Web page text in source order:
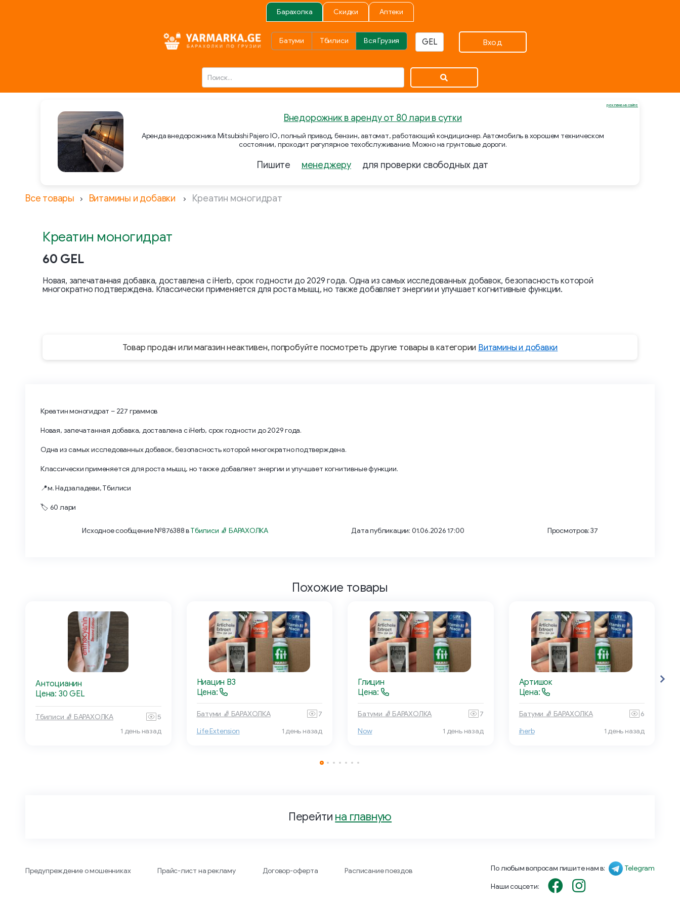
Барахолка Скидки Аптеки
Батуми Тбилиси Вся Грузия Вход
Внедорожник в аренду от 80 лари в сутки
Аренда внедорожника Mitsubishi Pajero IO, полный привод, бензин, автомат, работающий кондиционер. Автомобиль в хорошем техническом
состоянии, проходит регулярное техобслуживание. Можно на грунтовые дороги.
Пишите менеджеру для проверки свободных дат
реклама на сайте
Все товары Витамины и добавки Креатин моногидрат
Креатин моногидрат
60 GEL
Новая, запечатанная добавка, доставлена с iHerb, срок годности до 2029 года. Одна из самых исследованных добавок, безопасность которой
многократно подтверждена. Классически применяется для роста мышц, но также добавляет энергии и улучшает когнитивные функции.
Товар продан или магазин неактивен, попробуйте посмотреть другие товары в категории Витамины и добавки
Креатин моногидрат – 227 граммов
Новая, запечатанная добавка, доставлена с iHerb, срок годности до 2029 года.
Одна из самых исследованных добавок, безопасность которой многократно подтверждена.
Классически применяется для роста мышц, но также добавляет энергии и улучшает когнитивные функции.
📍м. Надзаладеви, Тбилиси
🏷 60 лари
Исходное сообщение №876388 вТбилиси 🧦 БАРАХОЛКА Дата публикации: 01.06.2026 17:00 Просмотров: 37
Похожие товары
Антоцианин
Цена: 30 GEL
Тбилиси 🧦 БАРАХОЛКА
5
1 день назад
Ниацин B3
Цена:
Батуми 🧦 БАРАХОЛКА 7
Life Extension 1 день назад
Глицин
Цена:
Батуми 🧦 БАРАХОЛКА 7
Now 1 день назад
Артишок
Цена:
Батуми 🧦 БАРАХОЛКА 6
iherb 1 день назад
Перейти на главную
Предупреждение о мошенниках Прайс-лист на рекламу Договор-оферта Расписание поездов По любым вопросам пишите нам в: Telegram
Наши соцсети: